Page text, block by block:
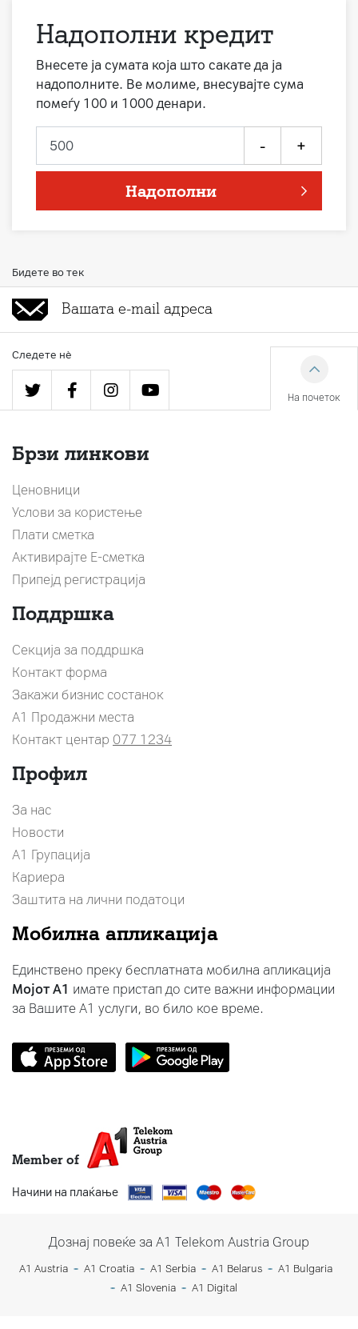
Надополни кредит
Внесете ја сумата која што сакате да ја
надополните. Ве молиме, внесувајте сума
помеѓу 100 и 1000 денари.
- +
Надополни
Бидете во тек
Следете нè
На почеток
Брзи линкови
Ценовници
Услови за користење
Плати сметка
Активирајте Е-сметка
Припејд регистрација
Поддршка
Секција за поддршка
Контакт форма
Закажи бизнис состанок
A1 Продажни места
Контакт центар 077 1234
Профил
За нас
Новости
А1 Групација
Кариера
Заштита на лични податоци
Мобилна апликација
Единствено преку бесплатната мобилна апликација
Мојот A1 имате пристап до сите важни информации
за Вашите A1 услуги, во било кое време.
Member of
Начини на плаќање
Дознај повеќе за A1 Telekom Austria Group
A1 Austria A1 Croatia A1 Serbia A1 Belarus
A1 Bulgaria
A1 Slovenia
A1 Digital